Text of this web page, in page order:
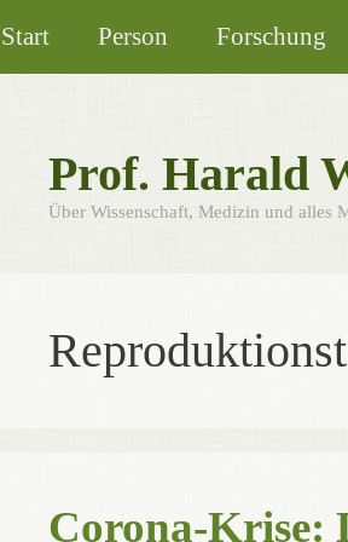
Inhalt
springen
Start Person Forschung
Prof. Harald
Über Wissenschaft, Medizin und alles
Corona-Krise: